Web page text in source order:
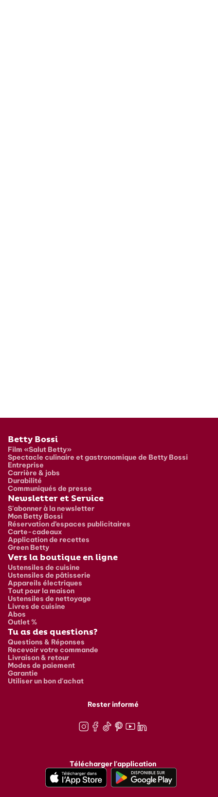
Pied de page
Betty Bossi
Film «Salut Betty»
Spectacle culinaire et gastronomique de Betty Bossi
Entreprise
Carrière & jobs
Durabilité
Communiqués de presse
Newsletter et Service
S'abonner à la newsletter
Mon Betty Bossi
Réservation d’espaces publicitaires
Carte-cadeaux
Application de recettes
Green Betty
Vers la boutique en ligne
Ustensiles de cuisine
Ustensiles de pâtisserie
Appareils électriques
Tout pour la maison
Ustensiles de nettoyage
Livres de cuisine
Abos
Outlet %
Tu as des questions?
Questions & Réponses
Recevoir votre commande
Livraison & retour
Modes de paiement
Garantie
Utiliser un bon d'achat
Rester informé
Télécharger l'application